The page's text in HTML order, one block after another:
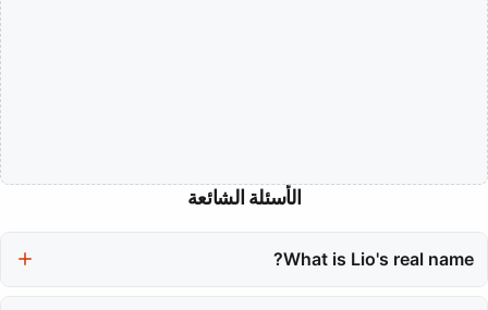
الأسئلة الشائعة
What is Lio's real name?